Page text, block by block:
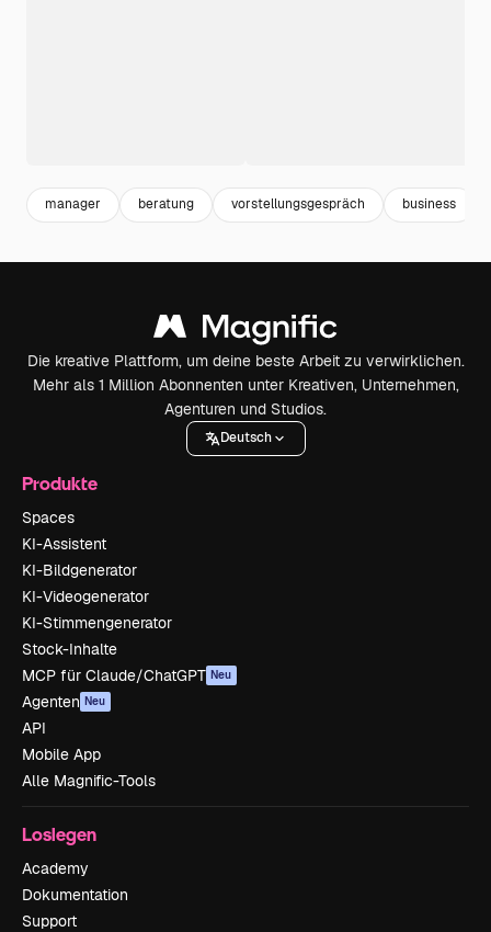
manager beratung vorstellungsgespräch business
Die kreative Plattform, um deine beste Arbeit zu verwirklichen.
Mehr als 1 Million Abonnenten unter Kreativen, Unternehmen,
Agenturen und Studios.
Deutsch
Produkte
Spaces
KI-Assistent
KI-Bildgenerator
KI-Videogenerator
KI-Stimmengenerator
Stock-Inhalte
MCP für Claude/ChatGPT Neu
Agenten Neu
API
Mobile App
Alle Magnific-Tools
Loslegen
Academy
Dokumentation
Support